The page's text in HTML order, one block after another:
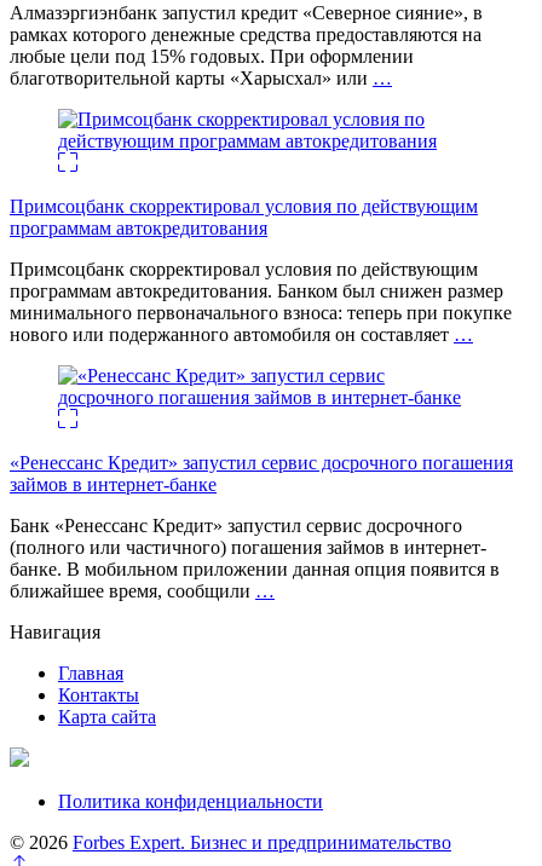
Алмазэргиэнбанк запустил кредит «Северное сияние», в
рамках которого денежные средства предоставляются на
любые цели под 15% годовых. При оформлении
благотворительной карты «Харысхал» или …
Примсоцбанк скорректировал условия по действующим
программам автокредитования
Примсоцбанк скорректировал условия по действующим
программам автокредитования. Банком был снижен размер
минимального первоначального взноса: теперь при покупке
нового или подержанного автомобиля он составляет …
«Ренессанс Кредит» запустил сервис досрочного погашения
займов в интернет-банке
Банк «Ренессанс Кредит» запустил сервис досрочного
(полного или частичного) погашения займов в интернет-
банке. В мобильном приложении данная опция появится в
ближайшее время, сообщили …
Навигация
Главная
Контакты
Карта сайта
Политика конфиденциальности
© 2026 Forbes Expert. Бизнес и предпринимательство